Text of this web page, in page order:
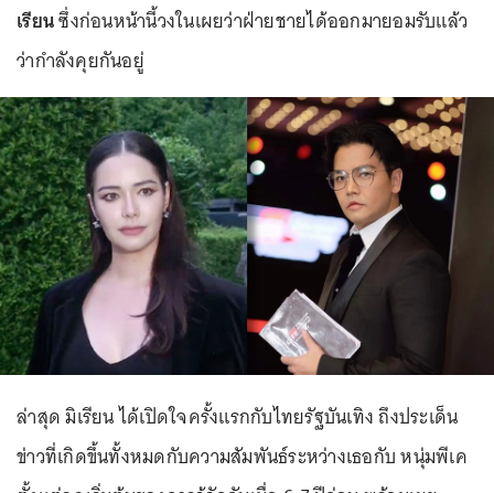
เรียนซึ่งก่อนหน้านี้วงในเผยว่าฝ่ายชายได้ออกมายอมรับแล้ว
ว่ากำลังคุยกันอยู่
ล่าสุด มิเรียน ได้เปิดใจครั้งแรกกับไทยรัฐบันเทิง ถึงประเด็น
ข่าวที่เกิดขึ้นทั้งหมดกับความสัมพันธ์ระหว่างเธอกับ หนุ่มพีเค